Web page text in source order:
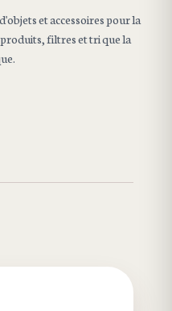
et accessoires pour la
produits, filtres et tri que la